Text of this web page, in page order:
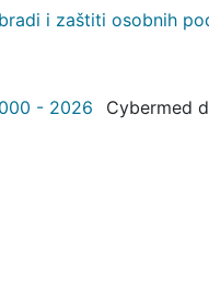
i zaštiti osobnih
- 2026 Cybermed